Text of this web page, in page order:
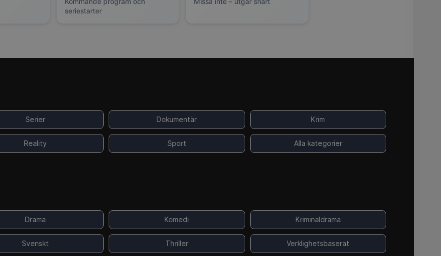
seriestarter
Serier Dokumentär Krim
Reality Sport Alla kategorier
Drama Komedi Kriminaldrama
Svenskt Thriller Verklighetsbaserat